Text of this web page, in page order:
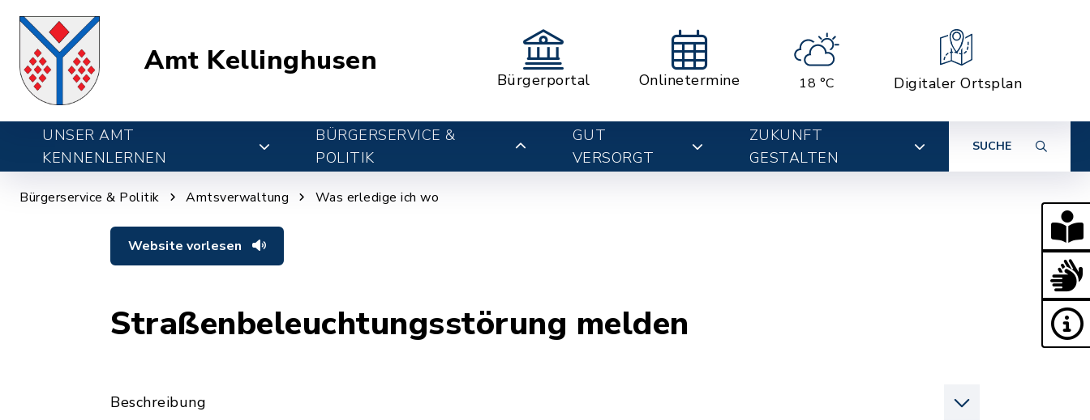
Amt Kellinghusen
Bürgerportal Onlinetermine 18 °C Digitaler Ortsplan
UNSER AMT
KENNENLERNEN
BÜRGERSERVICE &
POLITIK
GUT
VERSORGT
ZUKUNFT
GESTALTEN
SUCHE
Bürgerservice & Politik Amtsverwaltung Was erledige ich wo
Website vorlesen
Straßenbeleuchtungsstörung melden
Beschreibung